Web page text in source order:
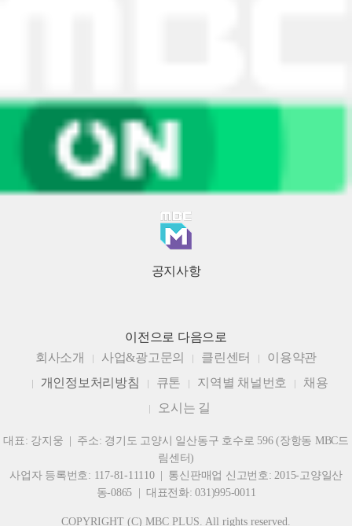
공지사항
이전으로 다음으로
회사소개
사업&광고문의 클린센터
이용약관
개인정보처리방침
큐톤 지역별 채널번호
채용
오시는 길
대표: 강지웅 | 주소: 경기도 고양시 일산동구 호수로 596 (장항동 MBC드
림센터)
사업자 등록번호: 117-81-11110 | 통신판매업 신고번호: 2015-고양일산
동-0865 | 대표전화: 031)995-0011
COPYRIGHT (C) MBC PLUS. All rights reserved.